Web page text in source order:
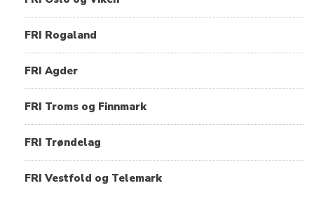
FRI Rogaland
FRI Agder
FRI Troms og Finnmark
FRI Trøndelag
FRI Vestfold og Telemark